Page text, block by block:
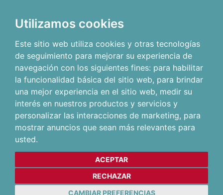
Utilizamos cookies
Este sitio web utiliza cookies y otras tecnologías
de seguimiento para mejorar su experiencia de
navegación con los siguientes fines: para habilitar
la funcionalidad básica del sitio web, para brindar
una mejor experiencia en el sitio web, medir su
interés en nuestros productos y servicios y
personalizar las interacciones de marketing, para
mostrar anuncios que sean más relevantes para
usted.
ACEPTAR
RECHAZAR
CAMBIAR PREFERENCIAS